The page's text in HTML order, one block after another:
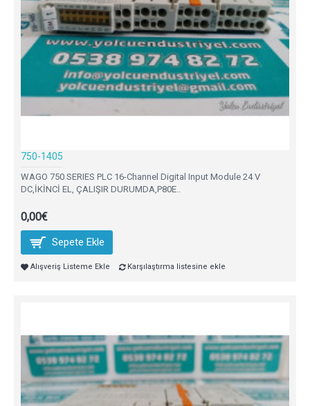
750-1405
WAGO 750 SERIES PLC 16-Channel Digital Input Module 24 V
DC,İKİNCİ EL, ÇALIŞIR DURUMDA,P80E..
0,00€
Sepete Ekle
Alışveriş Listeme Ekle Karşılaştırma listesine ekle